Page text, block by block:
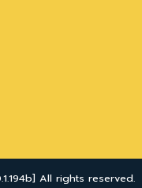
All rights reserved.